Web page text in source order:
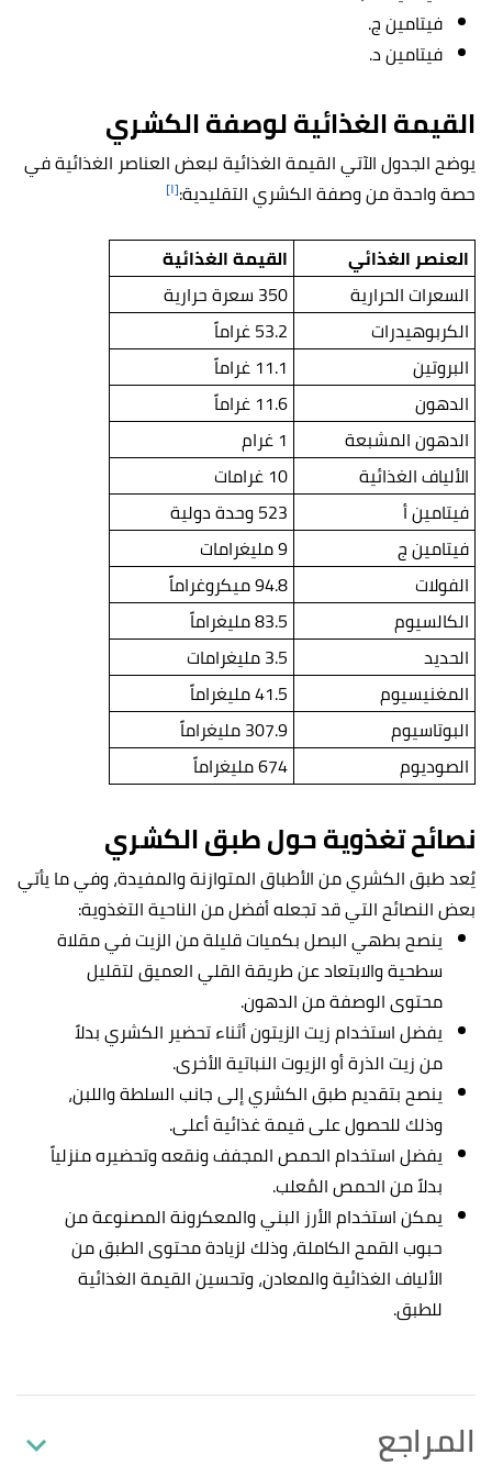
فيتامين ج.
فيتامين د.
القيمة الغذائية لوصفة الكشري
يوضح الجدول الآتي القيمة الغذائية لبعض العناصر الغذائية في
حصة واحدة من وصفة الكشري التقليدية:[١]
العنصر الغذائي
القيمة الغذائية
السعرات الحرارية
350 سعرة حرارية
الكربوهيدرات
53.2 غراماً
البروتين
11.1 غراماً
الدهون
11.6 غراماً
الدهون المشبعة
1 غرام
الألياف الغذائية
10 غرامات
فيتامين أ
523 وحدة دولية
فيتامين ج
9 مليغرامات
الفولات
94.8 ميكروغراماً
الكالسيوم
83.5 مليغراماً
الحديد
3.5 مليغرامات
المغنيسيوم
41.5 مليغراماً
البوتاسيوم
307.9 مليغراماً
الصوديوم
674 مليغراماً
نصائح تغذوية حول طبق الكشري
يُعد طبق الكشري من الأطباق المتوازنة والمفيدة، وفي ما يأتي
بعض النصائح التي قد تجعله أفضل من الناحية التغذوية:
ينصح بطهي البصل بكميات قليلة من الزيت في مقلاة
سطحية والابتعاد عن طريقة القلي العميق لتقليل
محتوى الوصفة من الدهون.
يفضل استخدام زيت الزيتون أثناء تحضير الكشري بدلاً
من زيت الذرة أو الزيوت النباتية الأخرى.
ينصح بتقديم طبق الكشري إلى جانب السلطة واللبن،
وذلك للحصول على قيمة غذائية أعلى.
يفضل استخدام الحمص المجفف ونقعه وتحضيره منزلياً
بدلاً من الحمص المُعلب.
يمكن استخدام الأرز البني والمعكرونة المصنوعة من
حبوب القمح الكاملة، وذلك لزيادة محتوى الطبق من
الألياف الغذائية والمعادن، وتحسين القيمة الغذائية
للطبق.
المراجع